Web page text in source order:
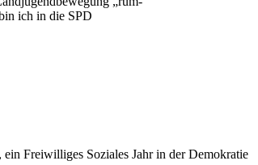
ich in die SPD
Freiwilliges Soziales Jahr in der Demokratie